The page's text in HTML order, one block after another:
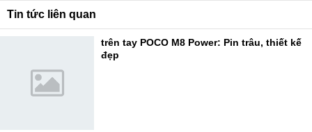
Tin tức liên quan
trên tay POCO M8 Power: Pin trâu, thiết kế
đẹp